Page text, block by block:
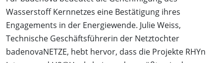
Wasserstoff Kernnetzes eine Bestätigung ihres
Engagements in der Energiewende. Julie Weiss,
Technische Geschäftsführerin der Netztochter
badenovaNETZE, hebt hervor, dass die Projekte RHYn